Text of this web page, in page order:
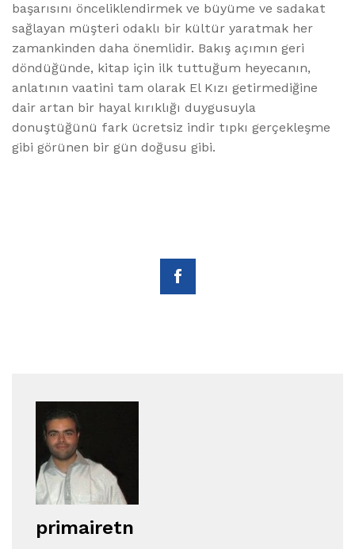
başarısını önceliklendirmek ve büyüme ve sadakat
sağlayan müşteri odaklı bir kültür yaratmak her
zamankinden daha önemlidir. Bakış açımın geri
döndüğünde, kitap için ilk tuttuğum heyecanın,
anlatının vaatini tam olarak El Kızı getirmediğine
dair artan bir hayal kırıklığı duygusuyla
donuştüğünü fark ücretsiz indir tıpkı gerçekleşme
gibi görünen bir gün doğusu gibi.
primairetn